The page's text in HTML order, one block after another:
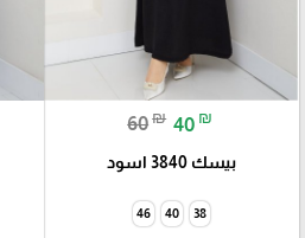
60₪ 40 ₪
بيسك 3840 اسود
38
40
46